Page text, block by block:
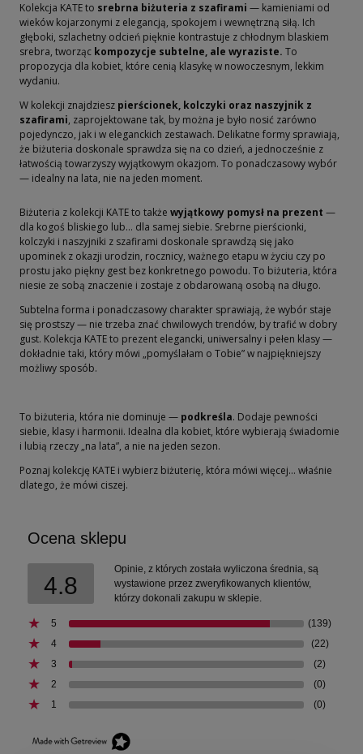
Kolekcja KATE to srebrna biżuteria z szafirami — kamieniami od
wieków kojarzonymi z elegancją, spokojem i wewnętrzną siłą. Ich
głęboki, szlachetny odcień pięknie kontrastuje z chłodnym blaskiem
srebra, tworząc kompozycje subtelne, ale wyraziste. To
propozycja dla kobiet, które cenią klasykę w nowoczesnym, lekkim
wydaniu.
W kolekcji znajdziesz pierścionek, kolczyki oraz naszyjnik z
szafirami, zaprojektowane tak, by można je było nosić zarówno
pojedynczo, jak i w eleganckich zestawach. Delikatne formy sprawiają,
że biżuteria doskonale sprawdza się na co dzień, a jednocześnie z
łatwością towarzyszy wyjątkowym okazjom. To ponadczasowy wybór
— idealny na lata, nie na jeden moment.
Biżuteria z kolekcji KATE to także wyjątkowy pomysł na prezent —
dla kogoś bliskiego lub… dla samej siebie. Srebrne pierścionki,
kolczyki i naszyjniki z szafirami doskonale sprawdzą się jako
upominek z okazji urodzin, rocznicy, ważnego etapu w życiu czy po
prostu jako piękny gest bez konkretnego powodu. To biżuteria, która
niesie ze sobą znaczenie i zostaje z obdarowaną osobą na długo.
Subtelna forma i ponadczasowy charakter sprawiają, że wybór staje
się prostszy — nie trzeba znać chwilowych trendów, by trafić w dobry
gust. Kolekcja KATE to prezent elegancki, uniwersalny i pełen klasy —
dokładnie taki, który mówi „pomyślałam o Tobie” w najpiękniejszy
możliwy sposób.
To biżuteria, która nie dominuje — podkreśla. Dodaje pewności
siebie, klasy i harmonii. Idealna dla kobiet, które wybierają świadomie
i lubią rzeczy „na lata”, a nie na jeden sezon.
Poznaj kolekcję KATE i wybierz biżuterię, która mówi więcej… właśnie
dlatego, że mówi ciszej.
Ocena sklepu
4.8
Opinie, z których została wyliczona średnia, są
wystawione przez zweryfikowanych klientów,
którzy dokonali zakupu w sklepie.
5
(139)
4
(22)
3
(2)
2
(0)
1
(0)